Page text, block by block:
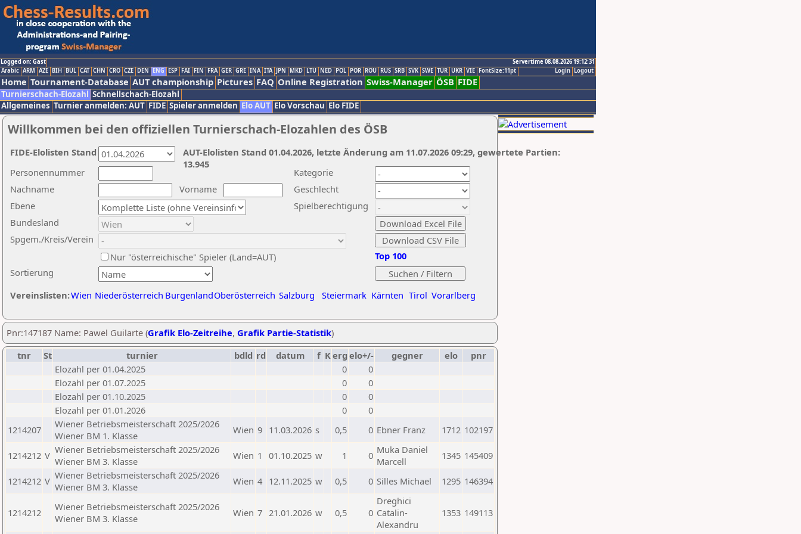
Logged on: Gast
Servertime 08.08.2026 19:12:31
Logout
Login
Arabic ARM AZE BIH BUL CAT CHN CRO CZE DEN ENG ESP FAI FIN FRA GER GRE INA ITA JPN MKD LTU NED POL POR ROU RUS SRB SVK SWE TUR UKR VIE FontSize:11pt
Home Tournament-Database AUT championship Pictures FAQ Online Registration Swiss-Manager ÖSB FIDE
Turnierschach-Elozahl Schnellschach-Elozahl
Allgemeines Turnier anmelden: AUT FIDE Spieler anmelden Elo AUT Elo Vorschau Elo FIDE
Willkommen bei den offiziellen Turnierschach-Elozahlen des ÖSB
Nachname
Vorname
Ebene
Kategorie
Sortierung
Personennummer
Bundesland
Spgem./Kreis/Verein
Geschlecht
Nur "österreichische" Spieler (Land=AUT)
Spielberechtigung
Vereinslisten:Wien Niederösterreich BurgenlandOberösterreich Salzburg Steiermark Kärnten Tirol Vorarlberg
Top 100
AUT-Elolisten Stand 01.04.2026, letzte Änderung am 11.07.2026 09:29, gewertete Partien:
13.945
FIDE-Elolisten Stand
Pnr:147187 Name: Pawel Guilarte (Grafik Elo-Zeitreihe, Grafik Partie-Statistik)
tnr
St turnier bdld rd datum f Kerg elo+/- gegner elo
pnr
Elozahl per 01.04.2025
0
0
Elozahl per 01.07.2025
0
0
Elozahl per 01.10.2025
0
0
Elozahl per 01.01.2026
0
0
1214207
Wiener Betriebsmeisterschaft 2025/2026
Wiener BM 1. Klasse
Wien 9 11.03.2026 s 0,5 0 Ebner Franz 1712 102197
1214212 V Wiener Betriebsmeisterschaft 2025/2026
Wiener BM 3. Klasse
Wien 1 01.10.2025 w 1 0 Muka Daniel
Marcell
1345 145409
1214212 V Wiener Betriebsmeisterschaft 2025/2026
Wiener BM 3. Klasse
Wien 4 12.11.2025 w 0,5 0 Silles Michael 1295 146394
1214212
Wiener Betriebsmeisterschaft 2025/2026
Wiener BM 3. Klasse
Wien 7 21.01.2026 w 0,5 0
Dreghici
Catalin-
Alexandru
1353 149113